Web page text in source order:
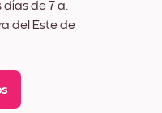
de 7 a.
del Este de